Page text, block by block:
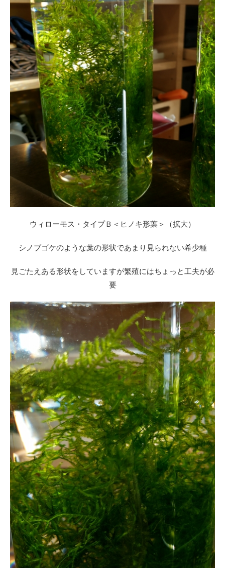
ウィローモス・タイプＢ＜ヒノキ形葉＞（拡大）
シノブゴケのような葉の形状であまり見られない希少種
見ごたえある形状をしていますが繁殖にはちょっと工夫が必
要